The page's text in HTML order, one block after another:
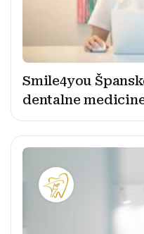
Smile4you
dentalne